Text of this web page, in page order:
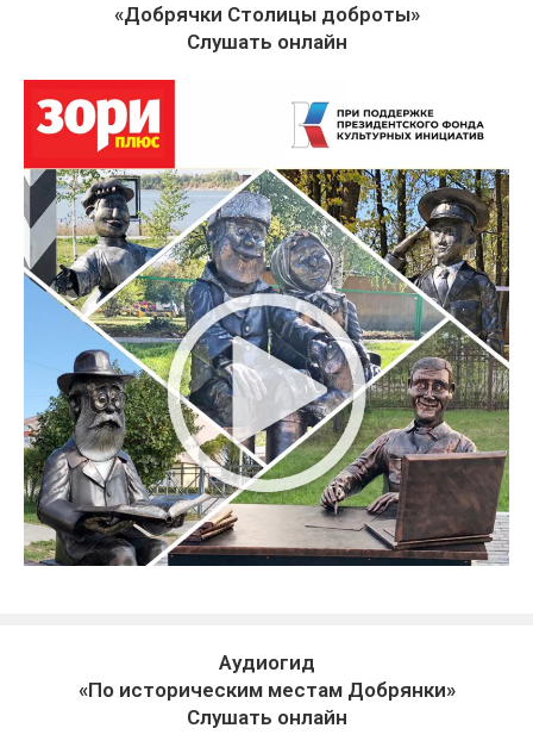
«Добрячки Столицы доброты»
Слушать онлайн
Аудиогид
«По историческим местам Добрянки»
Слушать онлайн